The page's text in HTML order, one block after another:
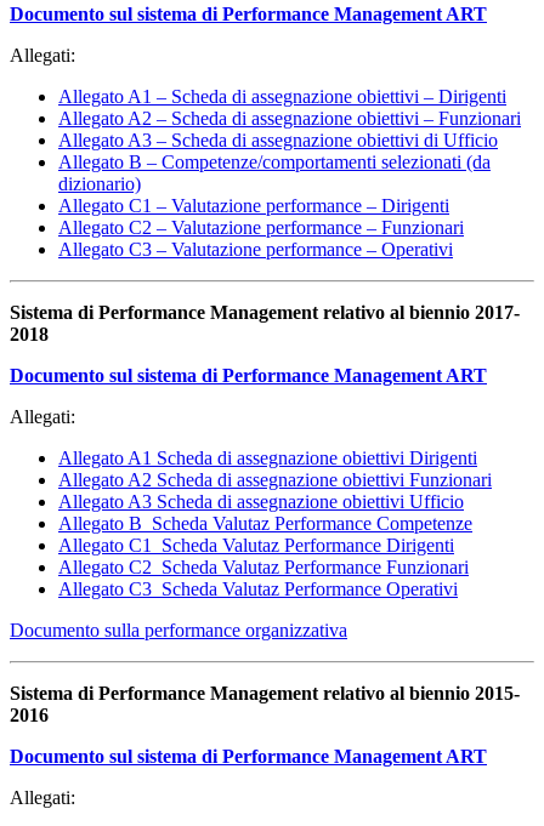
Documento sul sistema di Performance Management ART
Allegati:
Allegato A1 – Scheda di assegnazione obiettivi – Dirigenti
Allegato A2 – Scheda di assegnazione obiettivi – Funzionari
Allegato A3 – Scheda di assegnazione obiettivi di Ufficio
Allegato B – Competenze/comportamenti selezionati (da
dizionario)
Allegato C1 – Valutazione performance – Dirigenti
Allegato C2 – Valutazione performance – Funzionari
Allegato C3 – Valutazione performance – Operativi
Sistema di Performance Management relativo al biennio 2017-
2018
Documento sul sistema di Performance Management ART
Allegati:
Allegato A1 Scheda di assegnazione obiettivi Dirigenti
Allegato A2 Scheda di assegnazione obiettivi Funzionari
Allegato A3 Scheda di assegnazione obiettivi Ufficio
Allegato B_Scheda Valutaz Performance Competenze
Allegato C1_Scheda Valutaz Performance Dirigenti
Allegato C2_Scheda Valutaz Performance Funzionari
Allegato C3_Scheda Valutaz Performance Operativi
Documento sulla performance organizzativa
Sistema di Performance Management relativo al biennio 2015-
2016
Documento sul sistema di Performance Management ART
Allegati: